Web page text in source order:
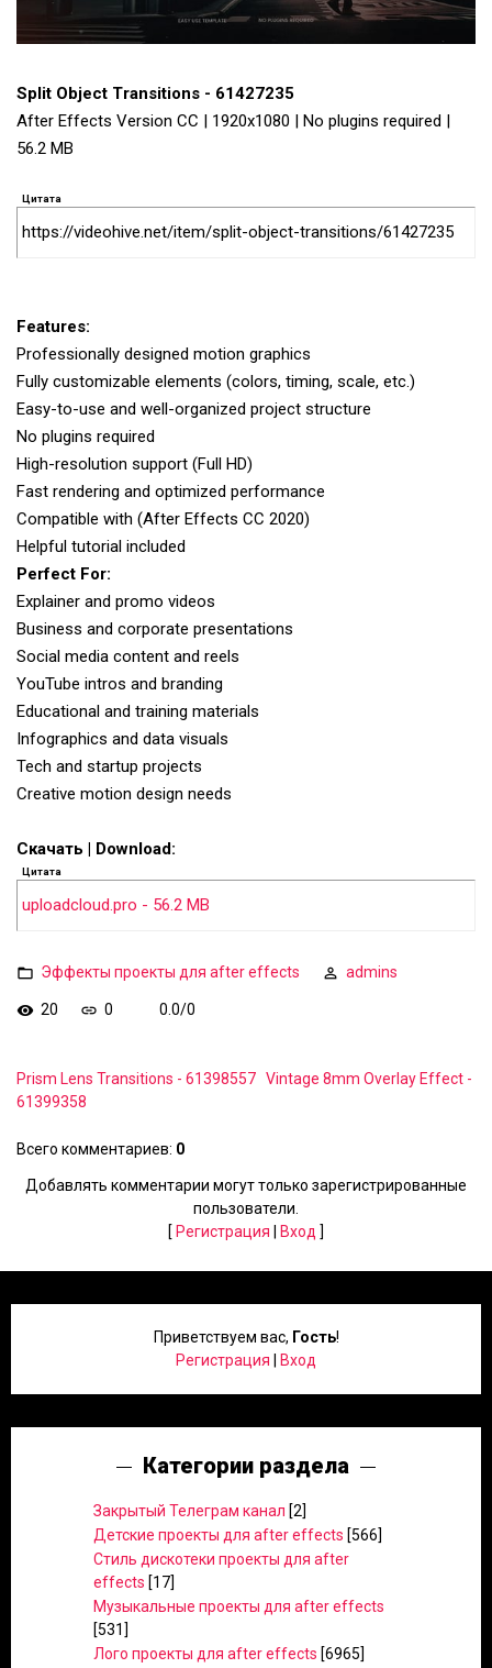
Split Object Transitions - 61427235
After Effects Version CC | 1920x1080 | No plugins required |
56.2 MB
Цитата
https://videohive.net/item/split-object-transitions/61427235
Features:
Professionally designed motion graphics
Fully customizable elements (colors, timing, scale, etc.)
Easy-to-use and well-organized project structure
No plugins required
High-resolution support (Full HD)
Fast rendering and optimized performance
Compatible with (After Effects CC 2020)
Helpful tutorial included
Perfect For:
Explainer and promo videos
Business and corporate presentations
Social media content and reels
YouTube intros and branding
Educational and training materials
Infographics and data visuals
Tech and startup projects
Creative motion design needs
Скачать | Download:
Цитата
uploadcloud.pro - 56.2 MB
Эффекты проекты для after effects admins
20 0 0.0/0
Prism Lens Transitions - 61398557 Vintage 8mm Overlay Effect -
61399358
Всего комментариев: 0
Добавлять комментарии могут только зарегистрированные
пользователи.
[ Регистрация Вход ]
Приветствуем вас, Гость!
Регистрация
Вход
Категории раздела
Закрытый Телеграм канал [2]
Детские проекты для after effects [566]
Стиль дискотеки проекты для after
effects [17]
Музыкальные проекты для after effects
[531]
Лого проекты для after effects [6965]